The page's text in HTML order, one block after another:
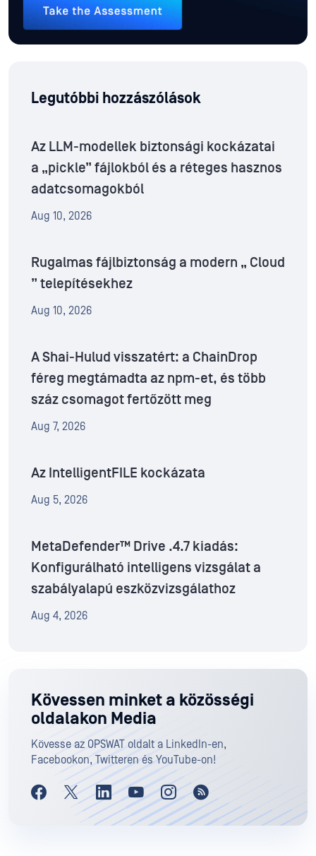
Legutóbbi hozzászólások
Az LLM-modellek biztonsági kockázatai
a „pickle” fájlokból és a réteges hasznos
adatcsomagokból
Aug 10, 2026
Rugalmas fájlbiztonság a modern „ Cloud
” telepítésekhez
Aug 10, 2026
A Shai-Hulud visszatért: a ChainDrop
féreg megtámadta az npm-et, és több
száz csomagot fertőzött meg
Aug 7, 2026
Az IntelligentFILE kockázata
Aug 5, 2026
MetaDefender™ Drive .4.7 kiadás:
Konfigurálható intelligens vizsgálat a
szabályalapú eszközvizsgálathoz
Aug 4, 2026
Kövessen minket a közösségi
oldalakon Media
Kövesse az OPSWAT oldalt a LinkedIn-en,
Facebookon, Twitteren és YouTube-on!